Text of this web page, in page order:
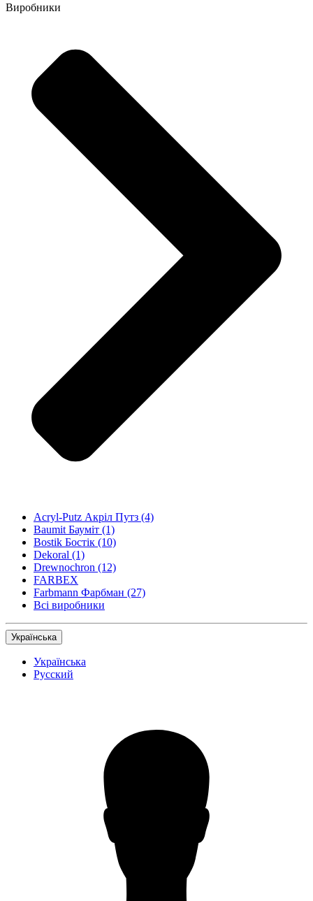
Виробники
Acryl-Putz Акріл Путз (4)
Baumit Бауміт (1)
Bostik Бостік (10)
Dekoral (1)
Drewnochron (12)
FARBEX
Farbmann Фарбман (27)
Всі виробники
Українська
Українська
Русский